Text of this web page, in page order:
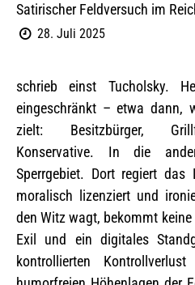
Satirischer Feldversuch im
28. Juli 2025
schrieb einst Tucholsky.
eingeschränkt – etwa dann,
zielt: Besitzbürger,
Konservative. In die
Sperrgebiet. Dort regiert das
moralisch lizenziert und
den Witz wagt, bekommt
Exil und ein digitales
kontrollierten